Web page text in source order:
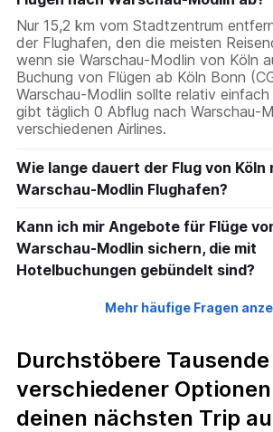
Nur 15,2 km vom Stadtzentrum
der Flughafen, den die meisten
wenn sie Warschau-Modlin von Köln
Buchung von Flügen ab Köln Bonn
Warschau-Modlin sollte relativ einfach
gibt täglich 0 Abflug nach Warschau-
verschiedenen Airlines.
Wie lange dauert der Flug von Köln
Warschau-Modlin Flughafen?
Kann ich mir Angebote für Flüge
Warschau-Modlin sichern, die mit
Hotelbuchungen gebündelt sind?
Mehr häufige Fragen
Durchstöbere Tausende
verschiedener
deinen nächsten Trip